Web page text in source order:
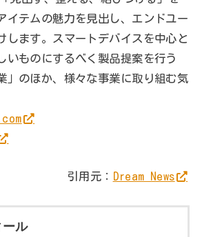
イテムの魅力を見出し、エンドユー
します。スマートデバイスを中心と
いものにするべく製品提案を行う
」のほか、様々な事業に取り組む気
引用元： Dream News
ール